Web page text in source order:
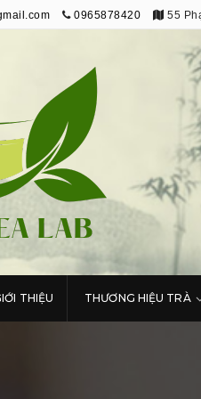
0965878420 55
Lab
Trà
THIỆU THƯƠNG HIỆU TRÀ